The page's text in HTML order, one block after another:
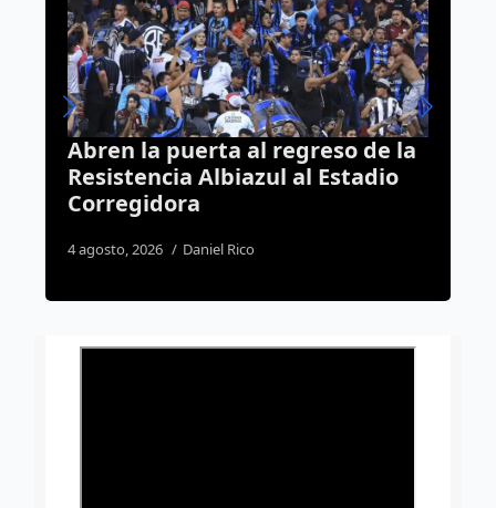
de la
Estadio
Querétaro correrá por la
anuncian la carrera “Corre
tu llamado 2026”
5 agosto, 2026